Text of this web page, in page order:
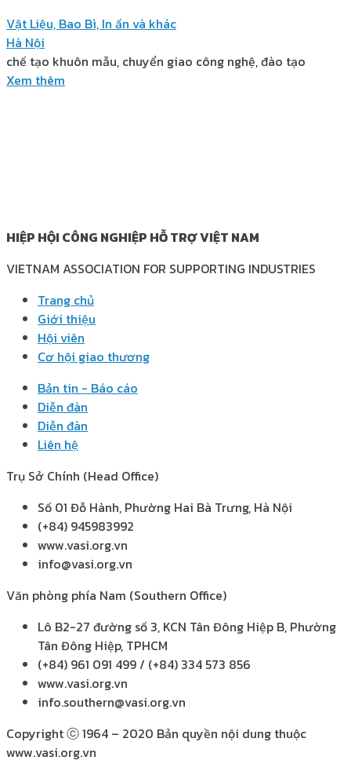
Vật Liệu, Bao Bì, In ấn và khác
Hà Nội
chế tạo khuôn mẫu, chuyển giao công nghệ, đào tạo
Xem thêm
HIỆP HỘI CÔNG NGHIỆP HỖ TRỢ VIỆT NAM
VIETNAM ASSOCIATION FOR SUPPORTING INDUSTRIES
Trang chủ
Giới thiệu
Hội viên
Cơ hội giao thương
Bản tin - Báo cáo
Diễn đàn
Diễn đàn
Liên hệ
Trụ Sở Chính (Head Office)
Số 01 Đỗ Hành, Phường Hai Bà Trưng, Hà Nội
(+84) 945983992
www.vasi.org.vn
info@vasi.org.vn
Văn phòng phía Nam (Southern Office)
Lô B2-27 đường số 3, KCN Tân Đông Hiệp B, Phường
Tân Đông Hiệp, TPHCM
(+84) 961 091 499 / (+84) 334 573 856
www.vasi.org.vn
info.southern@vasi.org.vn
Copyright ⓒ 1964 – 2020 Bản quyền nội dung thuộc
www.vasi.org.vn